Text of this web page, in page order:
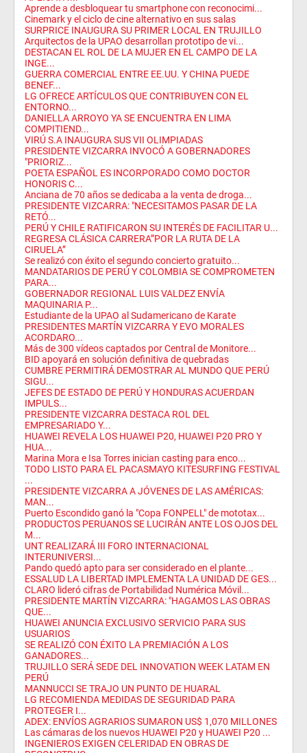
Aprende a desbloquear tu smartphone con reconocimi...
Cinemark y el ciclo de cine alternativo en sus salas
SURPRICE INAUGURA SU PRIMER LOCAL EN TRUJILLO
Arquitectos de la UPAO desarrollan prototipo de vi...
DESTACAN EL ROL DE LA MUJER EN EL CAMPO DE LA
INGE...
GUERRA COMERCIAL ENTRE EE.UU. Y CHINA PUEDE
BENEF...
LG OFRECE ARTÍCULOS QUE CONTRIBUYEN CON EL
ENTORNO...
DANIELLA ARROYO YA SE ENCUENTRA EN LIMA
COMPITIEND...
VIRÚ S.A INAUGURA SUS VII OLIMPIADAS
PRESIDENTE VIZCARRA INVOCÓ A GOBERNADORES
"PRIORIZ...
POETA ESPAÑOL ES INCORPORADO COMO DOCTOR
HONORIS C...
Anciana de 70 años se dedicaba a la venta de droga...
PRESIDENTE VIZCARRA: "NECESITAMOS PASAR DE LA
RETÓ...
PERÚ Y CHILE RATIFICARON SU INTERÉS DE FACILITAR U...
REGRESA CLÁSICA CARRERA”POR LA RUTA DE LA
CIRUELA”
Se realizó con éxito el segundo concierto gratuito...
MANDATARIOS DE PERÚ Y COLOMBIA SE COMPROMETEN
PARA...
GOBERNADOR REGIONAL LUIS VALDEZ ENVÍA
MAQUINARIA P...
Estudiante de la UPAO al Sudamericano de Karate
PRESIDENTES MARTÍN VIZCARRA Y EVO MORALES
ACORDARO...
Más de 300 vídeos captados por Central de Monitore...
BID apoyará en solución definitiva de quebradas
CUMBRE PERMITIRÁ DEMOSTRAR AL MUNDO QUE PERÚ
SIGU...
JEFES DE ESTADO DE PERÚ Y HONDURAS ACUERDAN
IMPULS...
PRESIDENTE VIZCARRA DESTACA ROL DEL
EMPRESARIADO Y...
HUAWEI REVELA LOS HUAWEI P20, HUAWEI P20 PRO Y
HUA...
Marina Mora e Isa Torres inician casting para enco...
TODO LISTO PARA EL PACASMAYO KITESURFING FESTIVAL
...
PRESIDENTE VIZCARRA A JÓVENES DE LAS AMÉRICAS:
MAN...
Puerto Escondido ganó la "Copa FONPELL" de mototax...
PRODUCTOS PERUANOS SE LUCIRÁN ANTE LOS OJOS DEL
M...
UNT REALIZARÁ III FORO INTERNACIONAL
INTERUNIVERSI...
Pando quedó apto para ser considerado en el plante...
ESSALUD LA LIBERTAD IMPLEMENTA LA UNIDAD DE GES...
CLARO lideró cifras de Portabilidad Numérica Móvil...
PRESIDENTE MARTÍN VIZCARRA: "HAGAMOS LAS OBRAS
QUE...
HUAWEI ANUNCIA EXCLUSIVO SERVICIO PARA SUS
USUARIOS
SE REALIZÓ CON ÉXITO LA PREMIACIÓN A LOS
GANADORES...
TRUJILLO SERÁ SEDE DEL INNOVATION WEEK LATAM EN
PERÚ
MANNUCCI SE TRAJO UN PUNTO DE HUARAL
LG RECOMIENDA MEDIDAS DE SEGURIDAD PARA
PROTEGER I...
ADEX: ENVÍOS AGRARIOS SUMARON US$ 1,070 MILLONES
Las cámaras de los nuevos HUAWEI P20 y HUAWEI P20 ...
INGENIEROS EXIGEN CELERIDAD EN OBRAS DE